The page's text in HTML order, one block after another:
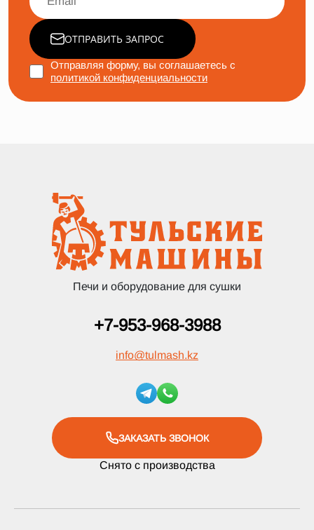
ОТПРАВИТЬ ЗАПРОС
Отправляя форму, вы соглашаетесь с
политикой конфиденциальности
Печи и оборудование для сушки
+7-953-968-3988
info@tulmash.kz
ЗАКАЗАТЬ ЗВОНОК
Снято с производства